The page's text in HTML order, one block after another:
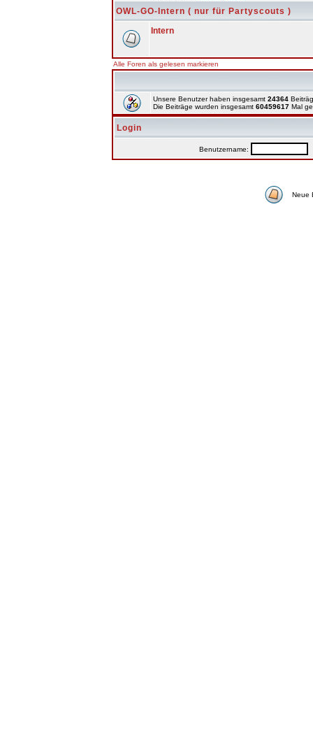
OWL-GO-Intern ( nur für Partyscouts )
Intern
Alle Foren als gelesen markieren
Unsere Benutzer haben insgesamt 24364
Die Beiträge wurden insgesamt 60459617 Mal
Login
Benutzername:
Neue